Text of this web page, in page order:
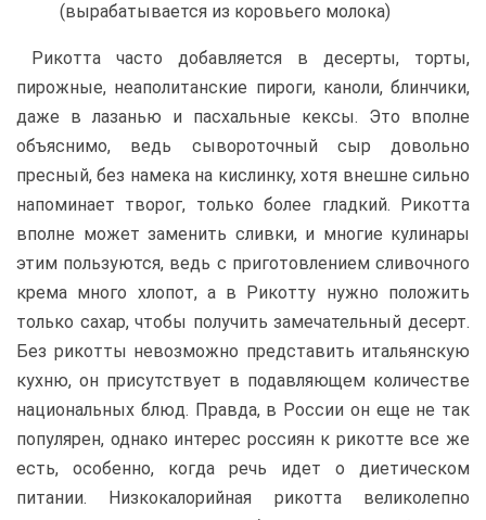
(вырабатывается из коровьего молока)
Рикотта часто добавляется в десерты, торты,
пирожные, неаполитанские пироги, каноли, блинчики,
даже в лазанью и пасхальные кексы. Это вполне
объяснимо, ведь сывороточный сыр довольно
пресный, без намека на кислинку, хотя внешне сильно
напоминает творог, только более гладкий. Рикотта
вполне может заменить сливки, и многие кулинары
этим пользуются, ведь с приготовлением сливочного
крема много хлопот, а в Рикотту нужно положить
только сахар, чтобы получить замечательный десерт.
Без рикотты невозможно представить итальянскую
кухню, он присутствует в подавляющем количестве
национальных блюд. Правда, в России он еще не так
популярен, однако интерес россиян к рикотте все же
есть, особенно, когда речь идет о диетическом
питании. Низкокалорийная рикотта великолепно